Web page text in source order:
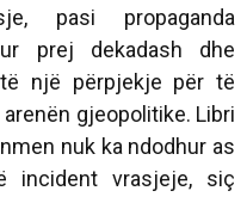
pasi propaganda
prej dekadash dhe
një përpjekje për të
gjeopolitike. Libri
nuk ka ndodhur as
incident vrasjeje, siç